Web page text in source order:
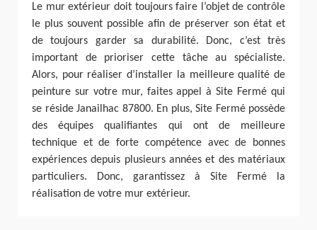
Le mur extérieur doit toujours faire l’objet de contrôle
le plus souvent possible afin de préserver son état et
de toujours garder sa durabilité. Donc, c’est très
important de prioriser cette tâche au spécialiste.
Alors, pour réaliser d’installer la meilleure qualité de
peinture sur votre mur, faites appel à Site Fermé qui
se réside Janailhac 87800. En plus, Site Fermé possède
des équipes qualifiantes qui ont de meilleure
technique et de forte compétence avec de bonnes
expériences depuis plusieurs années et des matériaux
particuliers. Donc, garantissez à Site Fermé la
réalisation de votre mur extérieur.